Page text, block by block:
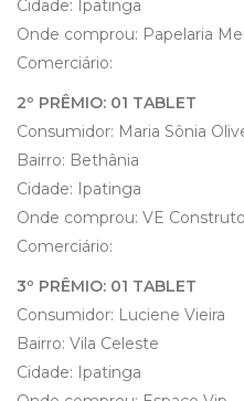
Cidade: Ipatinga
Onde comprou: Papelaria
Comerciário:
2º PRÊMIO: 01 TABLET
Consumidor: Maria Sônia
Bairro: Bethânia
Cidade: Ipatinga
Onde comprou: VE
Comerciário:
3º PRÊMIO: 01 TABLET
Consumidor: Luciene Vieira
Bairro: Vila Celeste
Cidade: Ipatinga